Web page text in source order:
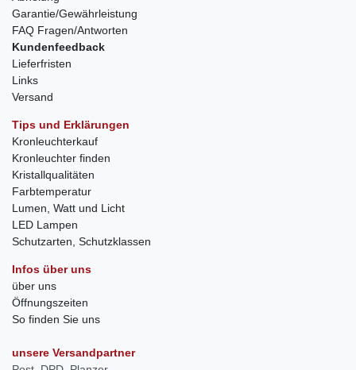
Garantie/Gewährleistung
FAQ Fragen/Antworten
Kundenfeedback
Lieferfristen
Links
Versand
Tips und Erklärungen
Kronleuchterkauf
Kronleuchter finden
Kristallqualitäten
Farbtemperatur
Lumen, Watt und Licht
LED Lampen
Schutzarten, Schutzklassen
Infos über uns
über uns
Öffnungszeiten
So finden Sie uns
unsere Versandpartner